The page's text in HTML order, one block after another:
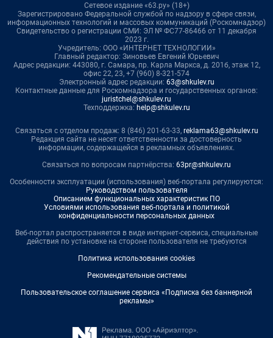
Сетевое издание «63.ру» (18+)
Зарегистрировано Федеральной службой по надзору в сфере связи,
информационных технологий и массовых коммуникаций (Роскомнадзор)
Свидетельство о регистрации СМИ: ЭЛ № ФС77-86466 от 11 декабря
2023 г.
Учредитель: ООО «ИНТЕРНЕТ ТЕХНОЛОГИИ»
Главный редактор: Зиновьев Евгений Юрьевич
Адрес редакции: 443080, г. Самара, пр. Карла Маркса, д. 201б, этаж 12,
офис 22, 23, +7 (960) 8-321-574
Электронный адрес редакции: 63@shkulev.ru
Контактные данные для Роскомнадзора и государственных органов:
juristchel@shkulev.ru
Техподдержка: help@shkulev.ru
Связаться с отделом продаж: 8 (846) 201-63-33, reklama63@shkulev.ru
Редакция сайта не несет ответственности за достоверность
информации, содержащейся в рекламных объявлениях.
Связаться по вопросам партнёрства: 63pr@shkulev.ru
Особенности эксплуатации (использования) веб-портала регулируются:
Руководством пользователя
Описанием функциональных характеристик ПО
Условиями использования веб-портала и политикой
конфиденциальности персональных данных
Веб-портал распространяется в виде интернет-сервиса, специальные
действия по установке на стороне пользователя не требуются
Политика использования cookies
Рекомендательные системы
Пользовательское соглашение сервиса «Подписка без баннерной
рекламы»